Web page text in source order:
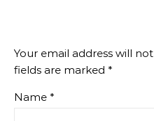
Your email address will
fields are marked *
Name *